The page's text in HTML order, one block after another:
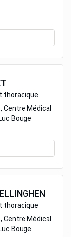
thoracique
Centre Médical
Bouge
thoracique
Centre Médical
Bouge